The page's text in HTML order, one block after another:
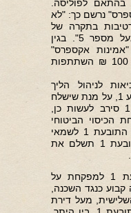
לפוליסה.
נרשם כך: "לא
בתקרה של
המקלחת, יש לפנות לדירה מעל מספר 5". בגין
אקספרס"
נדרשו התובעות לשלם סך של 100 ₪ השתתפות
לניהול הליך
משפטי, פנתה התובעת 1 לנתבע 1, על מנת שישלח
שמאי להערכת הנזק. הנתבע 1 סירב לעשות כן,
הכיסוי הביטוחי
בפוליסה. הנתבע 1 הפנה את התובעת 1 לשמאי
בשם אריה פלינר, והציע שהתובעת 1 תשלם את
ביום 14.11.12 הגישה התובעת 1 למפקחת על
כנגד השכנה,
מעל דירת